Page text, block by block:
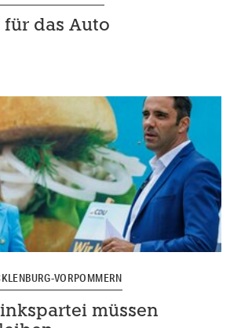
das Auto
VORPOMMERN
müssen